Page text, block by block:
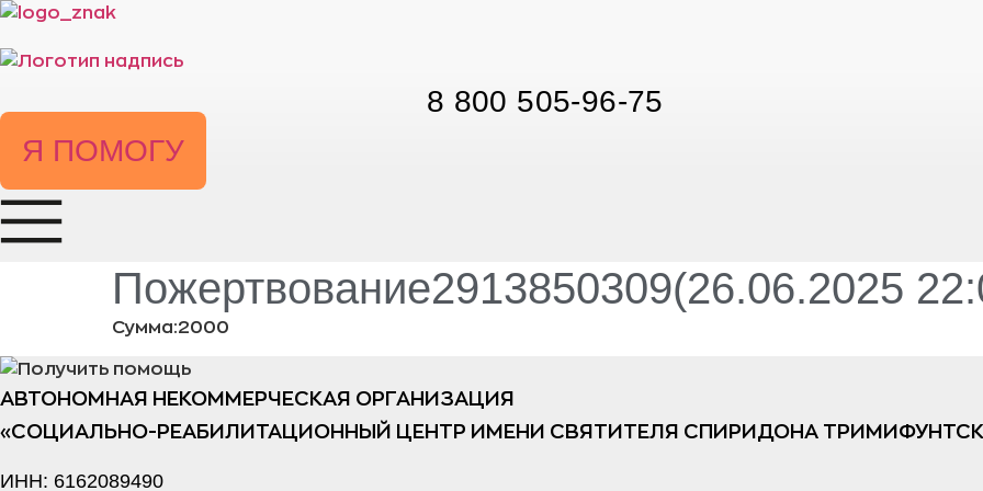
Перейти
содержимому
8 800 505-96-75
Я ПОМОГУ
Пожертвование2913850309(26.06.2025
Сумма:2000
АВТОНОМНАЯ НЕКОММЕРЧЕСКАЯ ОРГАНИЗАЦИЯ
«СОЦИАЛЬНО-РЕАБИЛИТАЦИОННЫЙ ЦЕНТР ИМЕНИ СВЯТИТЕЛЯ СПИРИДОНА
ИНН: 6162089490